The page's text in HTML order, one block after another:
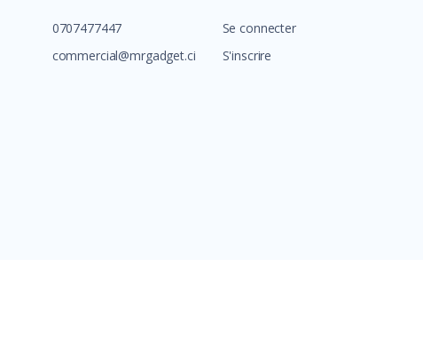
0707477447
commercial@mrgadget.ci
Se connecter
S'inscrire